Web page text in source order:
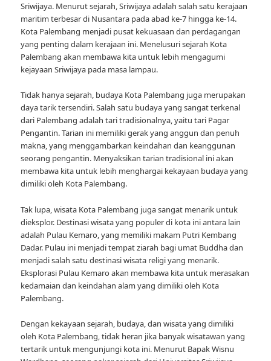
Sriwijaya. Menurut sejarah, Sriwijaya adalah salah satu kerajaan
maritim terbesar di Nusantara pada abad ke-7 hingga ke-14.
Kota Palembang menjadi pusat kekuasaan dan perdagangan
yang penting dalam kerajaan ini. Menelusuri sejarah Kota
Palembang akan membawa kita untuk lebih mengagumi
kejayaan Sriwijaya pada masa lampau.
Tidak hanya sejarah, budaya Kota Palembang juga merupakan
daya tarik tersendiri. Salah satu budaya yang sangat terkenal
dari Palembang adalah tari tradisionalnya, yaitu tari Pagar
Pengantin. Tarian ini memiliki gerak yang anggun dan penuh
makna, yang menggambarkan keindahan dan keanggunan
seorang pengantin. Menyaksikan tarian tradisional ini akan
membawa kita untuk lebih menghargai kekayaan budaya yang
dimiliki oleh Kota Palembang.
Tak lupa, wisata Kota Palembang juga sangat menarik untuk
dieksplor. Destinasi wisata yang populer di kota ini antara lain
adalah Pulau Kemaro, yang memiliki makam Putri Kembang
Dadar. Pulau ini menjadi tempat ziarah bagi umat Buddha dan
menjadi salah satu destinasi wisata religi yang menarik.
Eksplorasi Pulau Kemaro akan membawa kita untuk merasakan
kedamaian dan keindahan alam yang dimiliki oleh Kota
Palembang.
Dengan kekayaan sejarah, budaya, dan wisata yang dimiliki
oleh Kota Palembang, tidak heran jika banyak wisatawan yang
tertarik untuk mengunjungi kota ini. Menurut Bapak Wisnu